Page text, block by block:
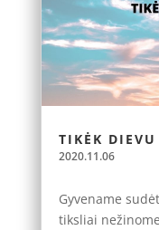
TIKĖK
2020.11.06
Gyvename
tiksliai